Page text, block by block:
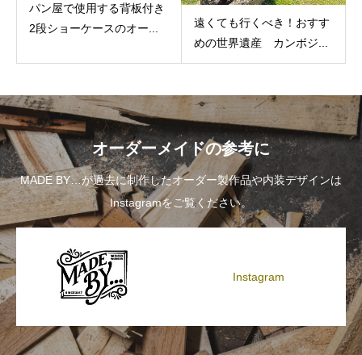
パン屋で使用する背板付き
2段ショーケースのオー...
遠くても行くべき！おすす
めの世界遺産 カンボジ...
オーダーメイドの参考に
MADE BY…が過去に制作したオーダー製作品や内装デザインは
Instagramをご覧ください。
Instagram